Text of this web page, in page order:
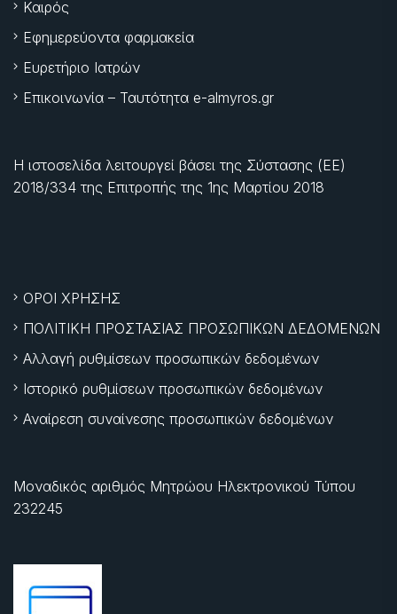
Καιρός
Εφημερεύοντα φαρμακεία
Ευρετήριο Ιατρών
Επικοινωνία – Ταυτότητα e-almyros.gr
Η ιστοσελίδα λειτουργεί βάσει της Σύστασης (ΕΕ)
2018/334 της Επιτροπής της 1ης Μαρτίου 2018
ΟΡΟΙ ΧΡΗΣΗΣ
ΠΟΛΙΤΙΚΗ ΠΡΟΣΤΑΣΙΑΣ ΠΡΟΣΩΠΙΚΩΝ ΔΕΔΟΜΕΝΩΝ
Αλλαγή ρυθμίσεων προσωπικών δεδομένων
Ιστορικό ρυθμίσεων προσωπικών δεδομένων
Αναίρεση συναίνεσης προσωπικών δεδομένων
Μοναδικός αριθμός Μητρώου Ηλεκτρονικού Τύπου
232245